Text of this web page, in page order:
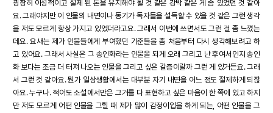
굉장히 이성적이고 절제 된 톤을 유지해야 될 것 같은 강박 같은 게 좀 있었던 것 같아
요. 그래야지만 이 인물의 내면이나 동기가 독자들을 설득할 수 있을 것 같은 그런 생각
을 저도 모르게 항상 가지고 있었더라고요. 그래서 이번에 쓰면서도 그런 걸 좀 느꼈는
데요. 요새는 제가 인물들에게 부여했던 기준들을 좀 처음부터 다시 생각해보려고 하
고 있어요. 그래서 사실은 그 송인화라는 인물을 되게 오래 그리고 난 후여서인지 송인
화 보다는 조금 더 터져 나오는 인물을 그리고 싶은 갈증이랄까 그런 게 있거든요. 그래
서 그런 것 같아요. 뭔가 일상생활에서는 대부분 자기 내면을 어느 정도 절제하게 되잖
아요. 누구나. 적어도 소설에서만은 그거를 다 표현하고 싶은 마음이 한 쪽에 있고 하지
만 저도 모르게 어떤 인물을 그릴 때 제가 많이 감정이입을 하게 되는, 어떤 인물을 그